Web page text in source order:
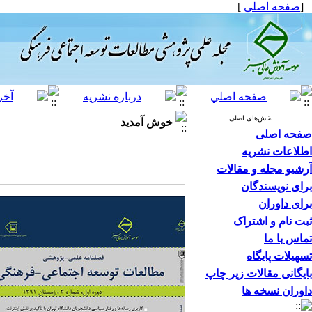
[صفحه اصلی ]
بخش‌های اصلی
صفحه اصلی
اطلاعات نشریه
آرشیو مجله و مقالات
برای نویسندگان
برای داوران
ثبت نام و اشتراک
تماس با ما
تسهیلات پایگاه
بایگانی مقالات زیر چاپ
داوران نسخه ها
خوش آمدید